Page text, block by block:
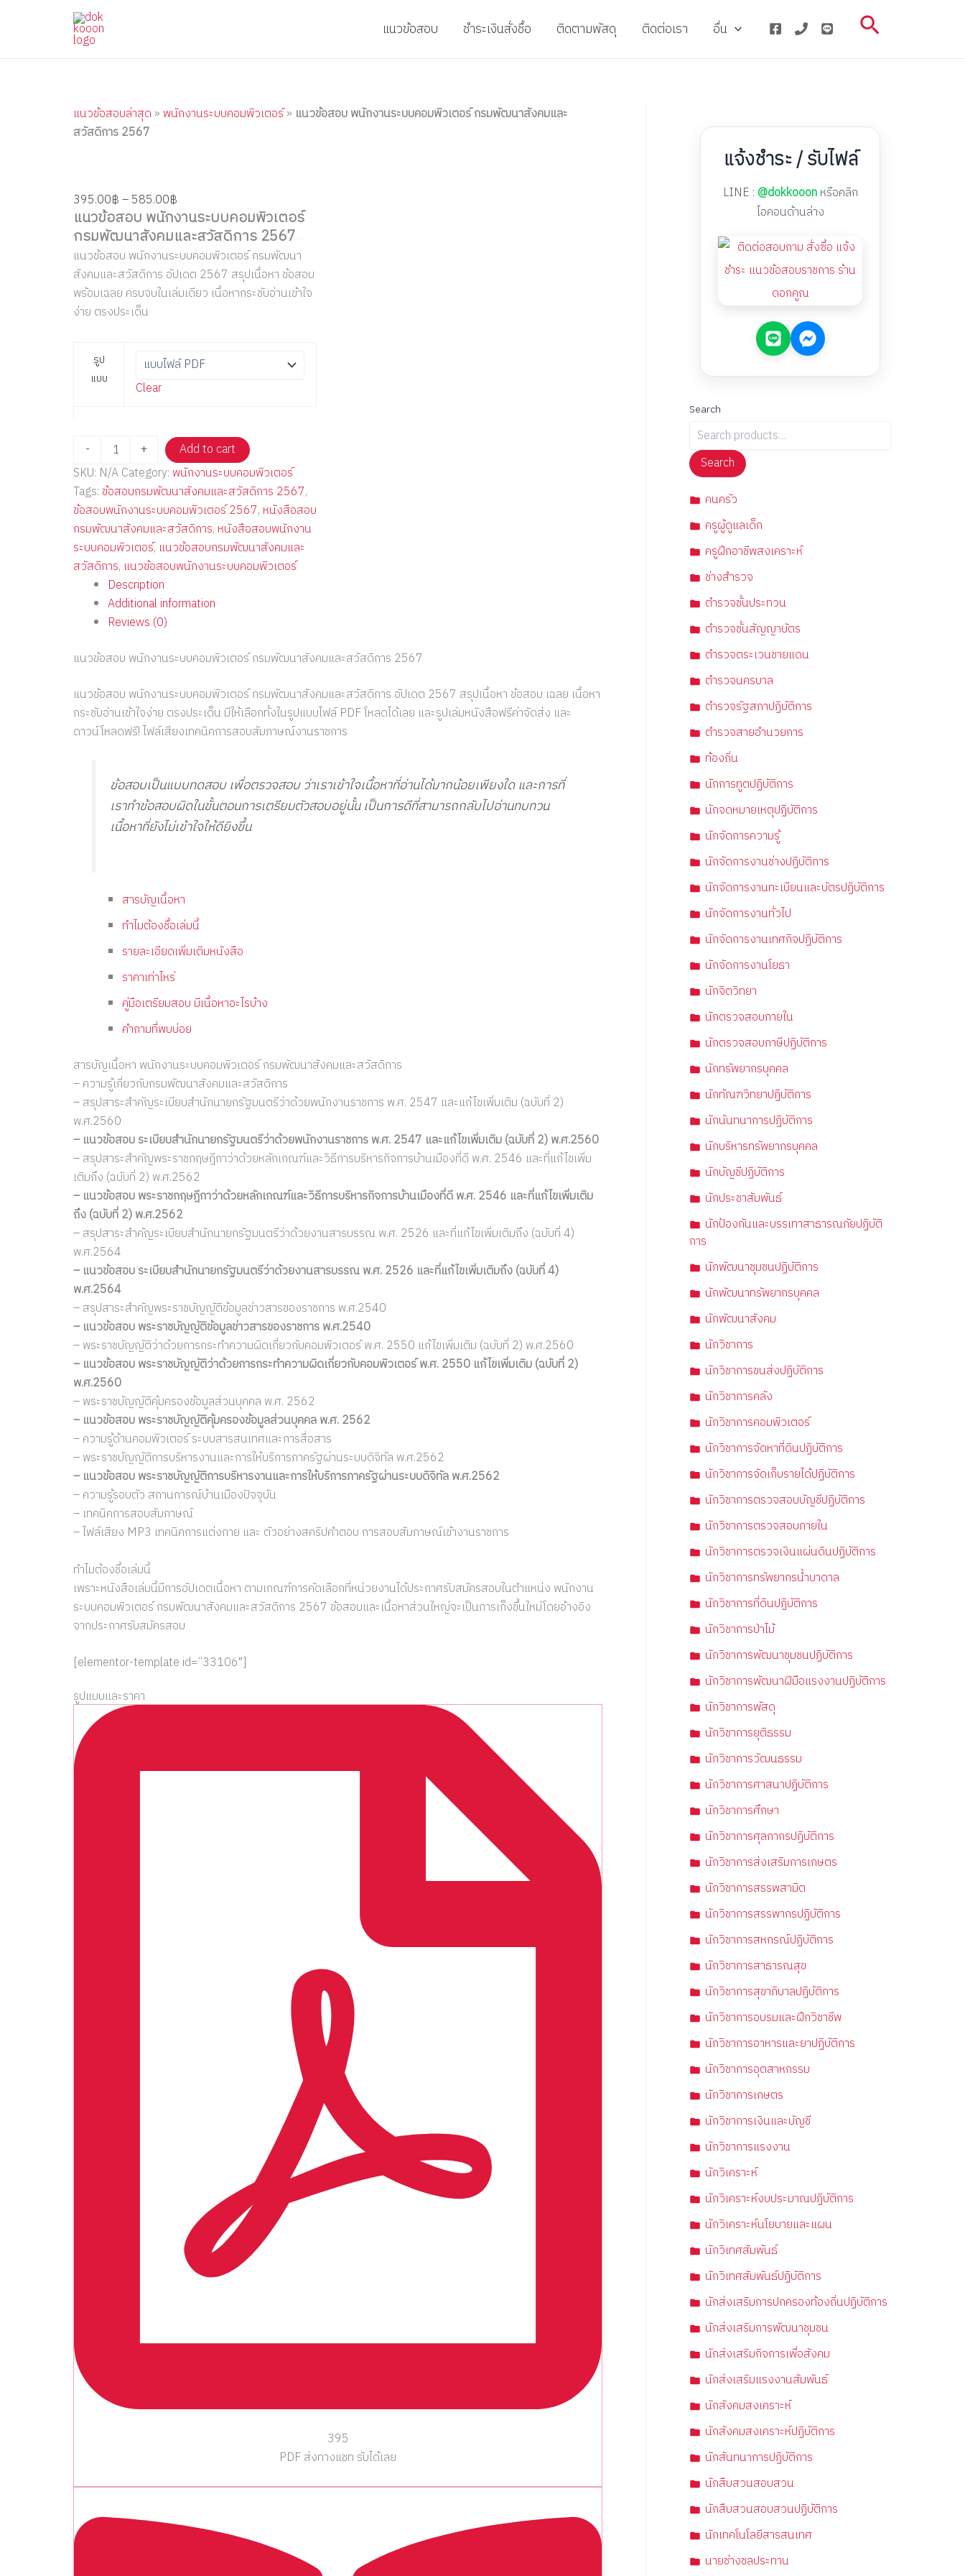
แนวข้อสอบ ชำระเงินสั่งชื้อ ติดตามพัสดุ ติดต่อเรา อื่น Search
แนวข้อสอบล่าสุด» พนักงานระบบคอมพิวเตอร์» แนวข้อสอบ พนักงานระบบคอมพิวเตอร์ กรมพัฒนาสังคมและ
สวัสดิการ 2567
395.00฿–585.00฿
แนวข้อสอบ พนักงานระบบคอมพิวเตอร์
กรมพัฒนาสังคมและสวัสดิการ 2567
แนวข้อสอบ พนักงานระบบคอมพิวเตอร์ กรมพัฒนา
สังคมและสวัสดิการ อัปเดต 2567 สรุปเนื้อหา ข้อสอบ
พร้อมเฉลย ครบจบในเล่มเดียว เนื้อหากระชับอ่านเข้าใจ
ง่าย ตรงประเด็น
รูป
แบบ
Clear
-
ข้อสอบ
พนักงาน
ระบบ
สังคม
และ
สวัสดิการ
+
Add to cart
SKU: N/ACategory: พนักงานระบบคอมพิวเตอร์
Tags:ข้อสอบกรมพัฒนาสังคมและสวัสดิการ 2567,
ข้อสอบพนักงานระบบคอมพิวเตอร์ 2567, หนังสือสอบ
กรมพัฒนาสังคมและสวัสดิการ, หนังสือสอบพนักงาน
ระบบคอมพิวเตอร์, แนวข้อสอบกรมพัฒนาสังคมและ
สวัสดิการ, แนวข้อสอบพนักงานระบบคอมพิวเตอร์
Description
Additional information
Reviews (0)
แนวข้อสอบ พนักงานระบบคอมพิวเตอร์ กรมพัฒนาสังคมและสวัสดิการ 2567
แนวข้อสอบ พนักงานระบบคอมพิวเตอร์ กรมพัฒนาสังคมและสวัสดิการ อัปเดต 2567 สรุปเนื้อหา ข้อสอบ เฉลย เนื้อหา
กระชับอ่านเข้าใจง่าย ตรงประเด็น มีให้เลือกทั้งในรูปแบบไฟล์ PDF โหลดได้เลย และรูปเล่มหนังสือฟรีค่าจัดส่ง และ
ดาวน์โหลดฟรี! ไฟล์เสียงเทคนิคการสอบสัมภาษณ์งานราชการ
ข้อสอบเป็นแบบทดสอบ เพื่อตรวจสอบ ว่าเราเข้าใจเนื้อหาที่อ่านได้มากน้อยเพียงใด และการที่
เราทำข้อสอบผิดในขั้นตอนการเตรียมตัวสอบอยู่นั้น เป็นการดีที่สามารถกลับไปอ่านทบทวน
เนื้อหาที่ยังไม่เข้าใจให้ดียิงขึ้น
สารบัญเนื้อหา
ทำไมต้องชื้อเล่มนี้
รายละเอียดเพิ่มเติมหนังสือ
ราคาเท่าไหร่
คู่มือเตรียมสอบ มีเนื้อหาอะไรบ้าง
คำถามที่พบบ่อย
สารบัญเนื้อหา พนักงานระบบคอมพิวเตอร์ กรมพัฒนาสังคมและสวัสดิการ
– ความรู้เกี่ยวกับกรมพัฒนาสังคมและสวัสดิการ
– สรุปสาระสำคัญระเบียบสำนักนายกรัฐมนตรีว่าด้วยพนักงานราชการ พ.ศ. 2547 และแก้ไขเพิ่มเติม (ฉบับที่ 2)
พ.ศ.2560
– แนวข้อสอบ ระเบียบสำนักนายกรัฐมนตรีว่าด้วยพนักงานราชการ พ.ศ. 2547 และแก้ไขเพิ่มเติม (ฉบับที่ 2) พ.ศ.2560
– สรุปสาระสำคัญพระราชกฤษฎีกาว่าด้วยหลักเกณฑ์และวิธีการบริหารกิจการบ้านเมืองที่ดี พ.ศ. 2546 และที่แก้ไขเพิ่ม
เติมถึง (ฉบับที่ 2) พ.ศ.2562
– แนวข้อสอบ พระราชกฤษฎีกาว่าด้วยหลักเกณฑ์และวิธีการบริหารกิจการบ้านเมืองที่ดี พ.ศ. 2546 และที่แก้ไขเพิ่มเติม
ถึง (ฉบับที่ 2) พ.ศ.2562
– สรุปสาระสำคัญระเบียบสำนักนายกรัฐมนตรีว่าด้วยงานสารบรรณ พ.ศ. 2526 และที่แก้ไขเพิ่มเติมถึง (ฉบับที่ 4)
พ.ศ.2564
– แนวข้อสอบ ระเบียบสำนักนายกรัฐมนตรีว่าด้วยงานสารบรรณ พ.ศ. 2526 และที่แก้ไขเพิ่มเติมถึง (ฉบับที่ 4)
พ.ศ.2564
– สรุปสาระสำคัญพระราชบัญญัติข้อมูลข่าวสารของราชการ พ.ศ.2540
– แนวข้อสอบ พระราชบัญญัติข้อมูลข่าวสารของราชการ พ.ศ.2540
– พระราชบัญญัติว่าด้วยการกระทำความผิดเกี่ยวกับคอมพิวเตอร์ พ.ศ. 2550 แก้ไขเพิ่มเติม (ฉบับที่ 2) พ.ศ.2560
– แนวข้อสอบ พระราชบัญญัติว่าด้วยการกระทำความผิดเกี่ยวกับคอมพิวเตอร์ พ.ศ. 2550 แก้ไขเพิ่มเติม (ฉบับที่ 2)
พ.ศ.2560
– พระราชบัญญัติคุ้มครองข้อมูลส่วนบุคคล พ.ศ. 2562
– แนวข้อสอบ พระราชบัญญัติคุ้มครองข้อมูลส่วนบุคคล พ.ศ. 2562
– ความรู้ด้านคอมพิวเตอร์ ระบบสารสนเทศและการสื่อสาร
– พระราชบัญญัติการบริหารงานและการให้บริการภาครัฐผ่านระบบดิจิทัล พ.ศ.2562
– แนวข้อสอบ พระราชบัญญัติการบริหารงานและการให้บริการภาครัฐผ่านระบบดิจิทัล พ.ศ.2562
– ความรู้รอบตัว สถานการณ์บ้านเมืองปัจจุบัน
– เทคนิคการสอบสัมภาษณ์
– ไฟล์เสียง MP3 เทคนิคการแต่งกาย และ ตัวอย่างสคริปคำตอบ การสอบสัมภาษณ์เข้างานราชการ
ทำไมต้องชื้อเล่มนี้
เพราะหนังสือเล่มนี้มีการอัปเดตเนื้อหา ตามเกณฑ์การคัดเลือกที่หน่วยงานได้ประกาศรับสมัครสอบในตำแหน่ง พนักงาน
ระบบคอมพิวเตอร์ กรมพัฒนาสังคมและสวัสดิการ 2567 ข้อสอบและเนื้อหาส่วนใหญ่จะเป็นการเก็งขึ้นใหม่โดยอ้างอิง
จากประกาศรับสมัครสอบ
[elementor-template id=”33106″]
รูปแบบและราคา
395
PDF ส่งทางแชท รับได้เลย
แจ้งชำระ / รับไฟล์
LINE : @dokkooonหรือคลิก
ไอคอนด้านล่าง
Search
Search
คนครัว
ครูผู้ดูแลเด็ก
ครูฝึกอาชีพสงเคราะห์
ช่างสำรวจ
ตำรวจชั้นประทวน
ตำรวจชั้นสัญญาบัตร
ตำรวจตระเวนชายแดน
ตำรวจนครบาล
ตำรวจรัฐสภาปฏิบัติการ
ตำรวจสายอำนวยการ
ท้องถิ่น
นักการทูตปฏิบัติการ
นักจดหมายเหตุปฏิบัติการ
นักจัดการความรู้
นักจัดการงานช่างปฏิบัติการ
นักจัดการงานทะเบียนและบัตรปฏิบัติการ
นักจัดการงานทั่วไป
นักจัดการงานเทศกิจปฏิบัติการ
นักจัดการงานโยธา
นักจิตวิทยา
นักตรวจสอบภายใน
นักตรวจสอบภาษีปฏิบัติการ
นักทรัพยากรบุคคล
นักทัณฑวิทยาปฏิบัติการ
นักนันทนาการปฏิบัติการ
นักบริหารทรัพยากรบุคคล
นักบัญชีปฏิบัติการ
นักประชาสัมพันธ์
นักป้องกันและบรรเทาสาธารณภัยปฏิบัติ
การ
นักพัฒนาชุมชนปฏิบัติการ
นักพัฒนาทรัพยากรบุคคล
นักพัฒนาสังคม
นักวิชาการ
นักวิชาการขนส่งปฏิบัติการ
นักวิชาการคลัง
นักวิชาการคอมพิวเตอร์
นักวิชาการจัดหาที่ดินปฏิบัติการ
นักวิชาการจัดเก็บรายได้ปฏิบัติการ
นักวิชาการตรวจสอบบัญชีปฏิบัติการ
นักวิชาการตรวจสอบภายใน
นักวิชาการตรวจเงินแผ่นดินปฏิบัติการ
นักวิชาการทรัพยากรน้ำบาดาล
นักวิชาการที่ดินปฏิบัติการ
นักวิชาการป่าไม้
นักวิชาการพัฒนาชุมชนปฏิบัติการ
นักวิชาการพัฒนาฝีมือแรงงานปฏิบัติการ
นักวิชาการพัสดุ
นักวิชาการยุติธรรม
นักวิชาการวัฒนธรรม
นักวิชาการศาสนาปฏิบัติการ
นักวิชาการศึกษา
นักวิชาการศุลกากรปฏิบัติการ
นักวิชาการส่งเสริมการเกษตร
นักวิชาการสรรพสามิต
นักวิชาการสรรพากรปฏิบัติการ
นักวิชาการสหกรณ์ปฏิบัติการ
นักวิชาการสาธารณสุข
นักวิชาการสุขาภิบาลปฏิบัติการ
นักวิชาการอบรมและฝึกวิชาชีพ
นักวิชาการอาหารและยาปฏิบัติการ
นักวิชาการอุตสาหกรรม
นักวิชาการเกษตร
นักวิชาการเงินและบัญชี
นักวิชาการแรงงาน
นักวิเคราะห์
นักวิเคราะห์งบประมาณปฏิบัติการ
นักวิเคราะห์นโยบายและแผน
นักวิเทศสัมพันธ์
นักวิเทศสัมพันธ์ปฏิบัติการ
นักส่งเสริมการปกครองท้องถิ่นปฏิบัติการ
นักส่งเสริมการพัฒนาชุมชน
นักส่งเสริมกิจการเพื่อสังคม
นักส่งเสริมแรงงานสัมพันธ์
นักสังคมสงเคราะห์
นักสังคมสงเคราะห์ปฏิบัติการ
นักสันทนาการปฏิบัติการ
นักสืบสวนสอบสวน
นักสืบสวนสอบสวนปฏิบัติการ
นักเทคโนโลยีสารสนเทศ
นายช่างชลประทาน